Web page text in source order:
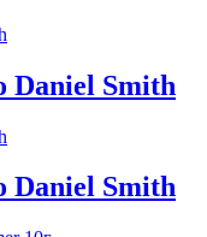
Daniel Smith
Daniel Smith